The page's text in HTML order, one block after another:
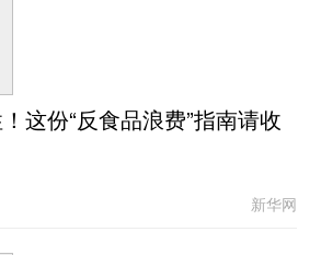
这份“反食品浪费”指南请收
新华网